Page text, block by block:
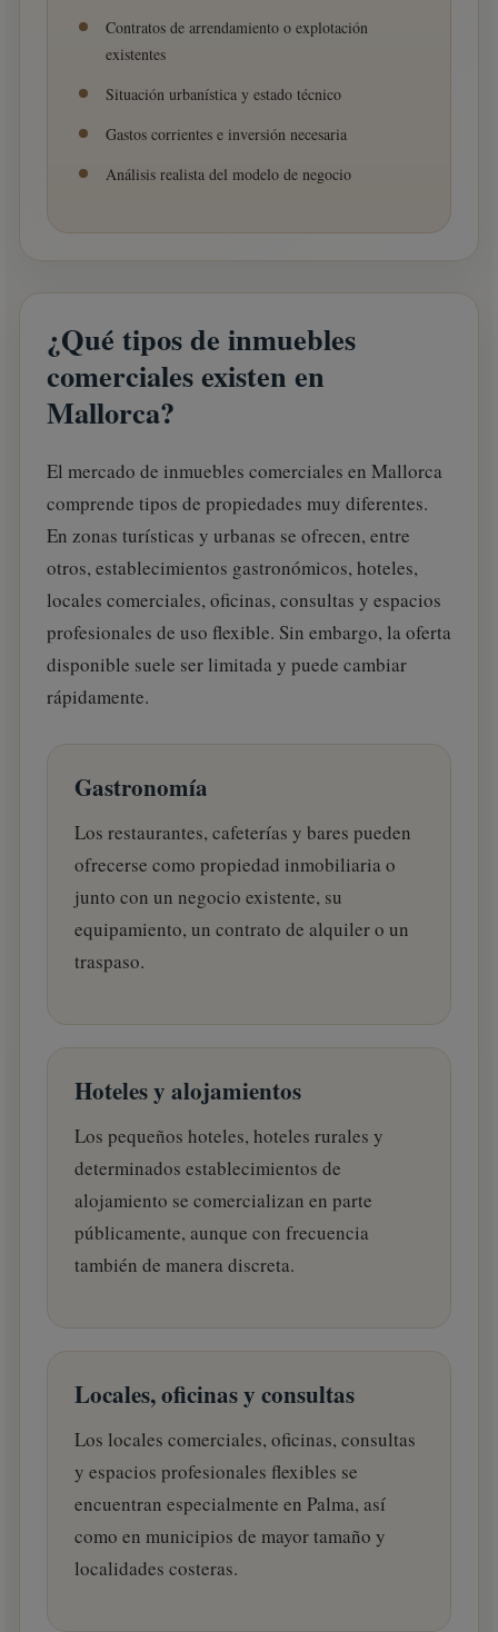
Contratos de arrendamiento o explotación
existentes
Situación urbanística y estado técnico
Gastos corrientes e inversión necesaria
Análisis realista del modelo de negocio
¿Qué tipos de inmuebles
comerciales existen en
Mallorca?
El mercado de inmuebles comerciales en Mallorca
comprende tipos de propiedades muy diferentes.
En zonas turísticas y urbanas se ofrecen, entre
otros, establecimientos gastronómicos, hoteles,
locales comerciales, oficinas, consultas y espacios
profesionales de uso flexible. Sin embargo, la oferta
disponible suele ser limitada y puede cambiar
rápidamente.
Gastronomía
Los restaurantes, cafeterías y bares pueden
ofrecerse como propiedad inmobiliaria o
junto con un negocio existente, su
equipamiento, un contrato de alquiler o un
traspaso.
Hoteles y alojamientos
Los pequeños hoteles, hoteles rurales y
determinados establecimientos de
alojamiento se comercializan en parte
públicamente, aunque con frecuencia
también de manera discreta.
Locales, oficinas y consultas
Los locales comerciales, oficinas, consultas
y espacios profesionales flexibles se
encuentran especialmente en Palma, así
como en municipios de mayor tamaño y
localidades costeras.